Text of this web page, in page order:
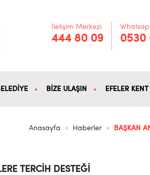
İletişim Merkezi
444 80 09 0530
BİZE ULAŞIN EFELER
Anasayfa Haberler BAŞKAN
TERCİH DESTEĞİ